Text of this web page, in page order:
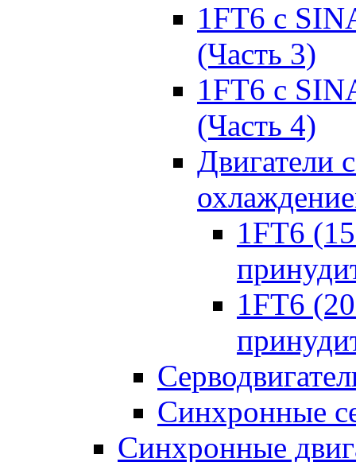
1FT6 с
(Часть 3)
1FT6 с
(Часть 4)
Двигатели
1FT6
1FT6
Синхронные
Синхронные